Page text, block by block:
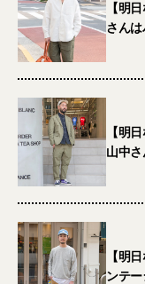
【明
さん
【明
山中
【明
ンテー